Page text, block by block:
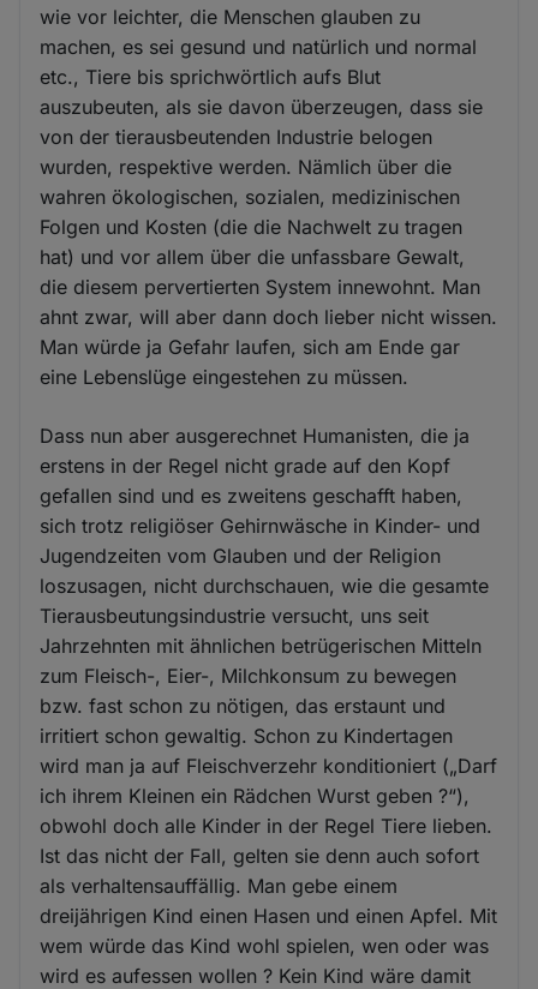
wie vor leichter, die Menschen glauben zu
machen, es sei gesund und natürlich und normal
etc., Tiere bis sprichwörtlich aufs Blut
auszubeuten, als sie davon überzeugen, dass sie
von der tierausbeutenden Industrie belogen
wurden, respektive werden. Nämlich über die
wahren ökologischen, sozialen, medizinischen
Folgen und Kosten (die die Nachwelt zu tragen
hat) und vor allem über die unfassbare Gewalt,
die diesem pervertierten System innewohnt. Man
ahnt zwar, will aber dann doch lieber nicht wissen.
Man würde ja Gefahr laufen, sich am Ende gar
eine Lebenslüge eingestehen zu müssen.
Dass nun aber ausgerechnet Humanisten, die ja
erstens in der Regel nicht grade auf den Kopf
gefallen sind und es zweitens geschafft haben,
sich trotz religiöser Gehirnwäsche in Kinder- und
Jugendzeiten vom Glauben und der Religion
loszusagen, nicht durchschauen, wie die gesamte
Tierausbeutungsindustrie versucht, uns seit
Jahrzehnten mit ähnlichen betrügerischen Mitteln
zum Fleisch-, Eier-, Milchkonsum zu bewegen
bzw. fast schon zu nötigen, das erstaunt und
irritiert schon gewaltig. Schon zu Kindertagen
wird man ja auf Fleischverzehr konditioniert („Darf
ich ihrem Kleinen ein Rädchen Wurst geben ?“),
obwohl doch alle Kinder in der Regel Tiere lieben.
Ist das nicht der Fall, gelten sie denn auch sofort
als verhaltensauffällig. Man gebe einem
dreijährigen Kind einen Hasen und einen Apfel. Mit
wem würde das Kind wohl spielen, wen oder was
wird es aufessen wollen ? Kein Kind wäre damit